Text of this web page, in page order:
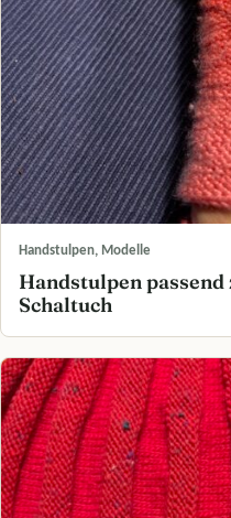
Handstulpen, Modelle
Handstulpen
Schaltuch